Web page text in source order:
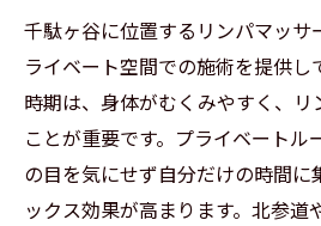
千駄ヶ谷に位置するリンパマッサ
ライベート空間での施術を提供し
時期は、身体がむくみやすく、リ
ことが重要です。プライベートル
の目を気にせず自分だけの時間に
ックス効果が高まります。北参道